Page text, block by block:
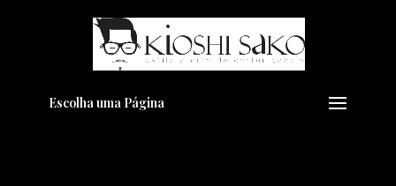
Escolha uma Página
Pensando em transformar seu
Visual??